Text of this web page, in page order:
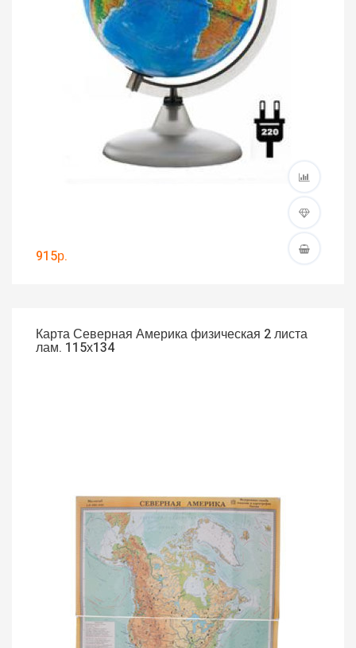
915р.
Карта Северная Америка физическая 2 листа
лам. 115х134